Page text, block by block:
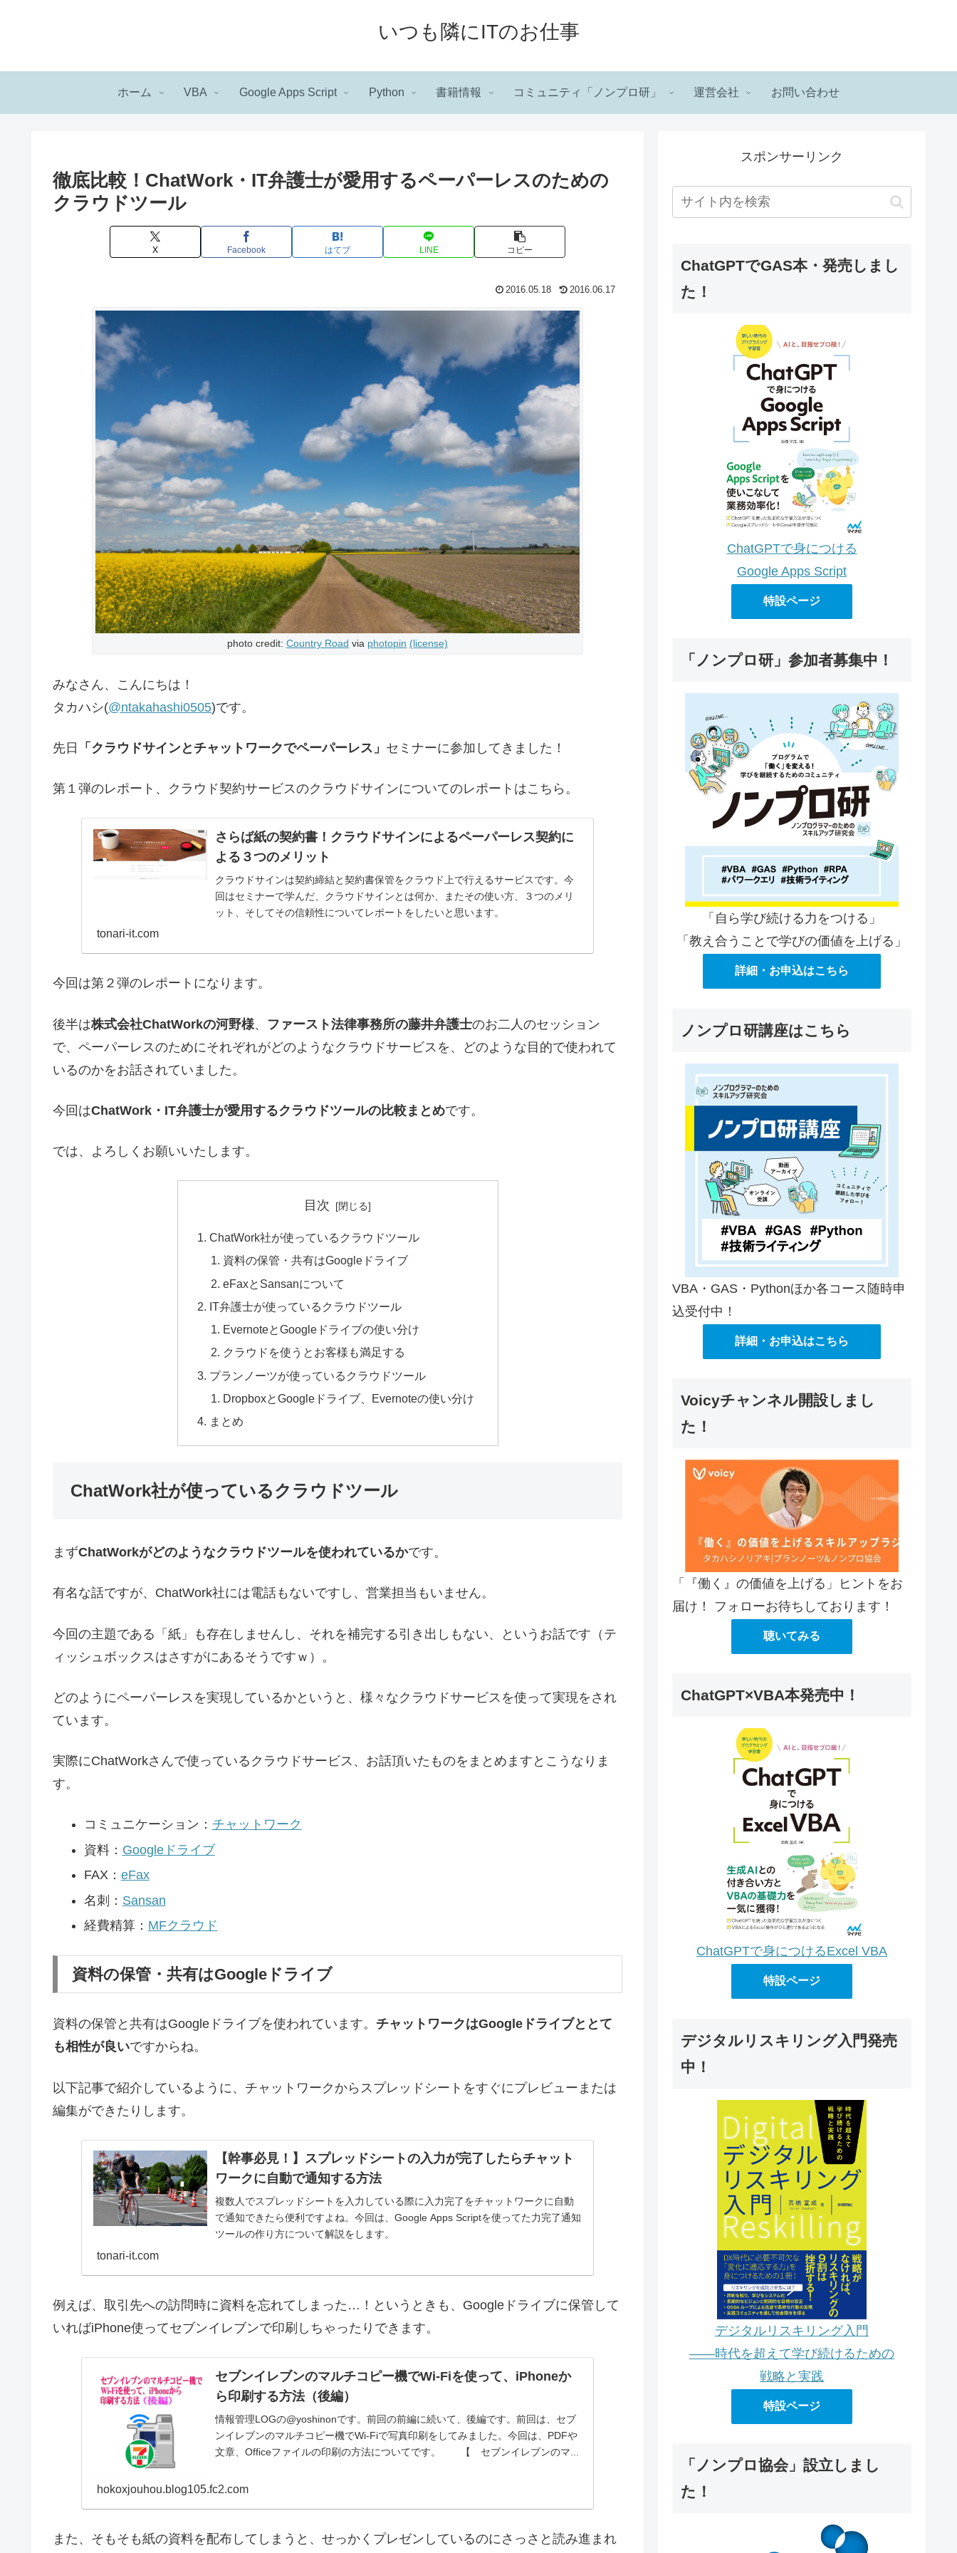
いつも隣にITのお仕事
ホーム VBA Google Apps Script Python 書籍情報 コミュニティ「ノンプロ研」 運営会社 お問い合わせ
徹底比較！ChatWork・IT弁護士が愛用するペーパーレスのための
クラウドツール
X Facebook はてブ LINE コピー
2016.05.18 2016.06.17
photo credit: Country Road via photopin (license)
みなさん、こんにちは！
タカハシ(@ntakahashi0505)です。
先日 「クラウドサインとチャットワークでペーパーレス」 セミナーに参加してきました！
第１弾のレポート、クラウド契約サービスのクラウドサインについてのレポートはこちら。
さらば紙の契約書！クラウドサインによるペーパーレス契約に
よる３つのメリット
クラウドサインは契約締結と契約書保管をクラウド上で行えるサービスです。今
回はセミナーで学んだ、クラウドサインとは何か、またその使い方、３つのメリ
ット、そしてその信頼性についてレポートをしたいと思います。
tonari-it.com
今回は第２弾のレポートになります。
後半は株式会社ChatWorkの河野様、 ファースト法律事務所の藤井弁護士のお二人のセッション
で、ペーパーレスのためにそれぞれがどのようなクラウドサービスを、どのような目的で使われて
いるのかをお話されていました。
今回はChatWork・IT弁護士が愛用するクラウドツールの比較まとめです。
では、よろしくお願いいたします。
目次
ChatWork社が使っているクラウドツール
資料の保管・共有はGoogleドライブ
eFaxとSansanについて
IT弁護士が使っているクラウドツール
EvernoteとGoogleドライブの使い分け
クラウドを使うとお客様も満足する
プランノーツが使っているクラウドツール
DropboxとGoogleドライブ、Evernoteの使い分け
まとめ
ChatWork社が使っているクラウドツール
まずChatWorkがどのようなクラウドツールを使われているかです。
有名な話ですが、ChatWork社には電話もないですし、営業担当もいません。
今回の主題である「紙」も存在しませんし、それを補完する引き出しもない、というお話です（テ
ィッシュボックスはさすがにあるそうですｗ）。
どのようにペーパーレスを実現しているかというと、様々なクラウドサービスを使って実現をされ
ています。
実際にChatWorkさんで使っているクラウドサービス、お話頂いたものをまとめますとこうなりま
す。
コミュニケーション： チャットワーク
資料： Googleドライブ
FAX： eFax
名刺： Sansan
経費精算： MFクラウド
資料の保管・共有はGoogleドライブ
資料の保管と共有はGoogleドライブを使われています。 チャットワークはGoogleドライブととて
も相性が良いですからね。
以下記事で紹介しているように、チャットワークからスプレッドシートをすぐにプレビューまたは
編集ができたりします。
【幹事必見！】スプレッドシートの入力が完了したらチャット
ワークに自動で通知する方法
複数人でスプレッドシートを入力している際に入力完了をチャットワークに自動
で通知できたら便利ですよね。今回は、Google Apps Scriptを使ってた力完了通知
ツールの作り方について解説をします。
tonari-it.com
例えば、取引先への訪問時に資料を忘れてしまった…！というときも、Googleドライブに保管して
いればiPhone使ってセブンイレブンで印刷しちゃったりできます。
セブンイレブンのマルチコピー機でWi-Fiを使って、iPhoneか
ら印刷する方法（後編）
情報管理LOGの@yoshinonです。前回の前編に続いて、後編です。前回は、セブ
ンイレブンのマルチコピー機でWi-Fiで写真印刷をしてみました。今回は、PDFや
文章、Officeファイルの印刷の方法についてです。 【 セブンイレブンのマ...
hokoxjouhou.blog105.fc2.com
また、そもそも紙の資料を配布してしまうと、せっかくプレゼンしているのにさっさと読み進まれ
スポンサーリンク
ChatGPTでGAS本・発売しまし
た！
ChatGPTで身につける
Google Apps Script
特設ページ
「ノンプロ研」参加者募集中！
「自ら学び続ける力をつける」
「教え合うことで学びの価値を上げる」
詳細・お申込はこちら
ノンプロ研講座はこちら
VBA・GAS・Pythonほか各コース随時申
込受付中！
詳細・お申込はこちら
Voicyチャンネル開設しまし
た！
「『働く』の価値を上げる」ヒントをお
届け！ フォローお待ちしております！
聴いてみる
ChatGPT×VBA本発売中！
ChatGPTで身につけるExcel VBA
特設ページ
デジタルリスキリング入門発売
中！
デジタルリスキリング入門
――時代を超えて学び続けるための
戦略と実践
特設ページ
「ノンプロ協会」設立しまし
た！